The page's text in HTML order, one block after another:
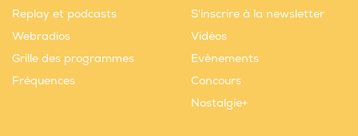
Replay et podcasts
Webradios
Grille des programmes
Fréquences
S'inscrire à la newsletter
Vidéos
Evènements
Concours
Nostalgie+